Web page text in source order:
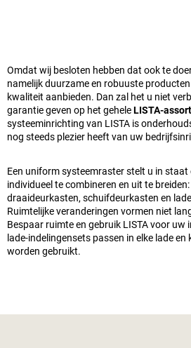
Omdat wij besloten hebben dat ook te
namelijk duurzame en robuuste
kwaliteit aanbieden. Dan zal het u niet
garantie geven op het geheleLISTA-
systeeminrichting van LISTA is
nog steeds plezier heeft van uw
Een uniform systeemraster stelt u in staat
individueel te combineren en uit te
draaideurkasten, schuifdeurkasten en
Ruimtelijke veranderingen vormen niet
Bespaar ruimte en gebruik LISTA voor uw
lade-indelingensets passen in elke lade
worden gebruikt.